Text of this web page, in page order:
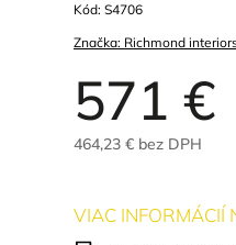
Značka: Richmond
571 €
464,23 € bez DPH
Kód: S4706
VIAC INFORMÁCIÍ